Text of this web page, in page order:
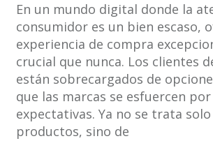
En un mundo digital donde la
consumidor es un bien escaso,
experiencia de compra
crucial que nunca. Los clientes
están sobrecargados de
que las marcas se esfuercen
expectativas. Ya no se trata
productos, sino de